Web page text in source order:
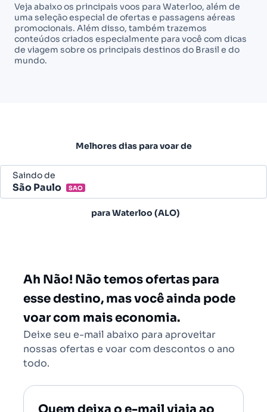
Veja abaixo os principais voos para Waterloo, além de
uma seleção especial de ofertas e passagens aéreas
promocionais. Além disso, também trazemos
conteúdos criados especialmente para você com dicas
de viagem sobre os principais destinos do Brasil e do
mundo.
Melhores dias para voar de
Saindo de
São Paulo SAO
Belo Horizonte - Todos (BHZ)
Salvador - Todos (SSA)
Brasília (BSB)
paraWaterloo (ALO)
Ah Não! Não temos ofertas para
esse destino, mas você ainda pode
voar com mais economia.
Deixe seu e-mail abaixo para aproveitar
nossas ofertas e voar com descontos o ano
todo.